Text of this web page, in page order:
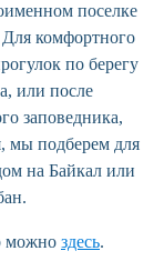
поселке
Для комфортного
по берегу
или после
заповедника,
мы подберем для
на Байкал или
можно здесь.